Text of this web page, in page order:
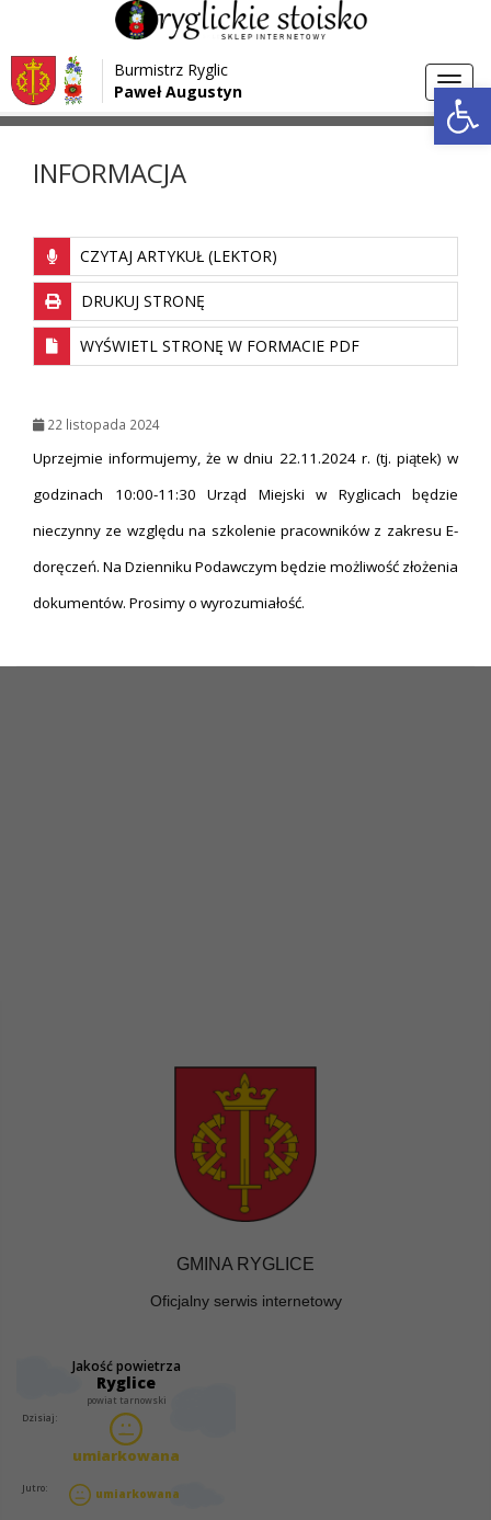
Przejdź do menu
Przejdź do głównej treści strony
Przejdź do stopki strony
Burmistrz Ryglic
Paweł Augustyn
Strona główna > Aktualności
INFORMACJA
CZYTAJ ARTYKUŁ (LEKTOR)
DRUKUJ STRONĘ
WYŚWIETL STRONĘ W FORMACIE PDF
22 listopada 2024
Uprzejmie informujemy, że w dniu 22.11.2024 r. (tj. piątek) w
godzinach 10:00-11:30 Urząd Miejski w Ryglicach będzie
nieczynny ze względu na szkolenie pracowników z zakresu E-
doręczeń. Na Dzienniku Podawczym będzie możliwość złożenia
dokumentów. Prosimy o wyrozumiałość.
GMINA RYGLICE
Oficjalny serwis internetowy